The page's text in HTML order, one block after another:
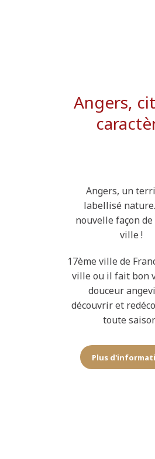
Angers,
Angers, un
labellisé
nouvelle façon
ville !
17ème ville de
ville ou il fait bon
douceur
découvrir et
toute
Plus